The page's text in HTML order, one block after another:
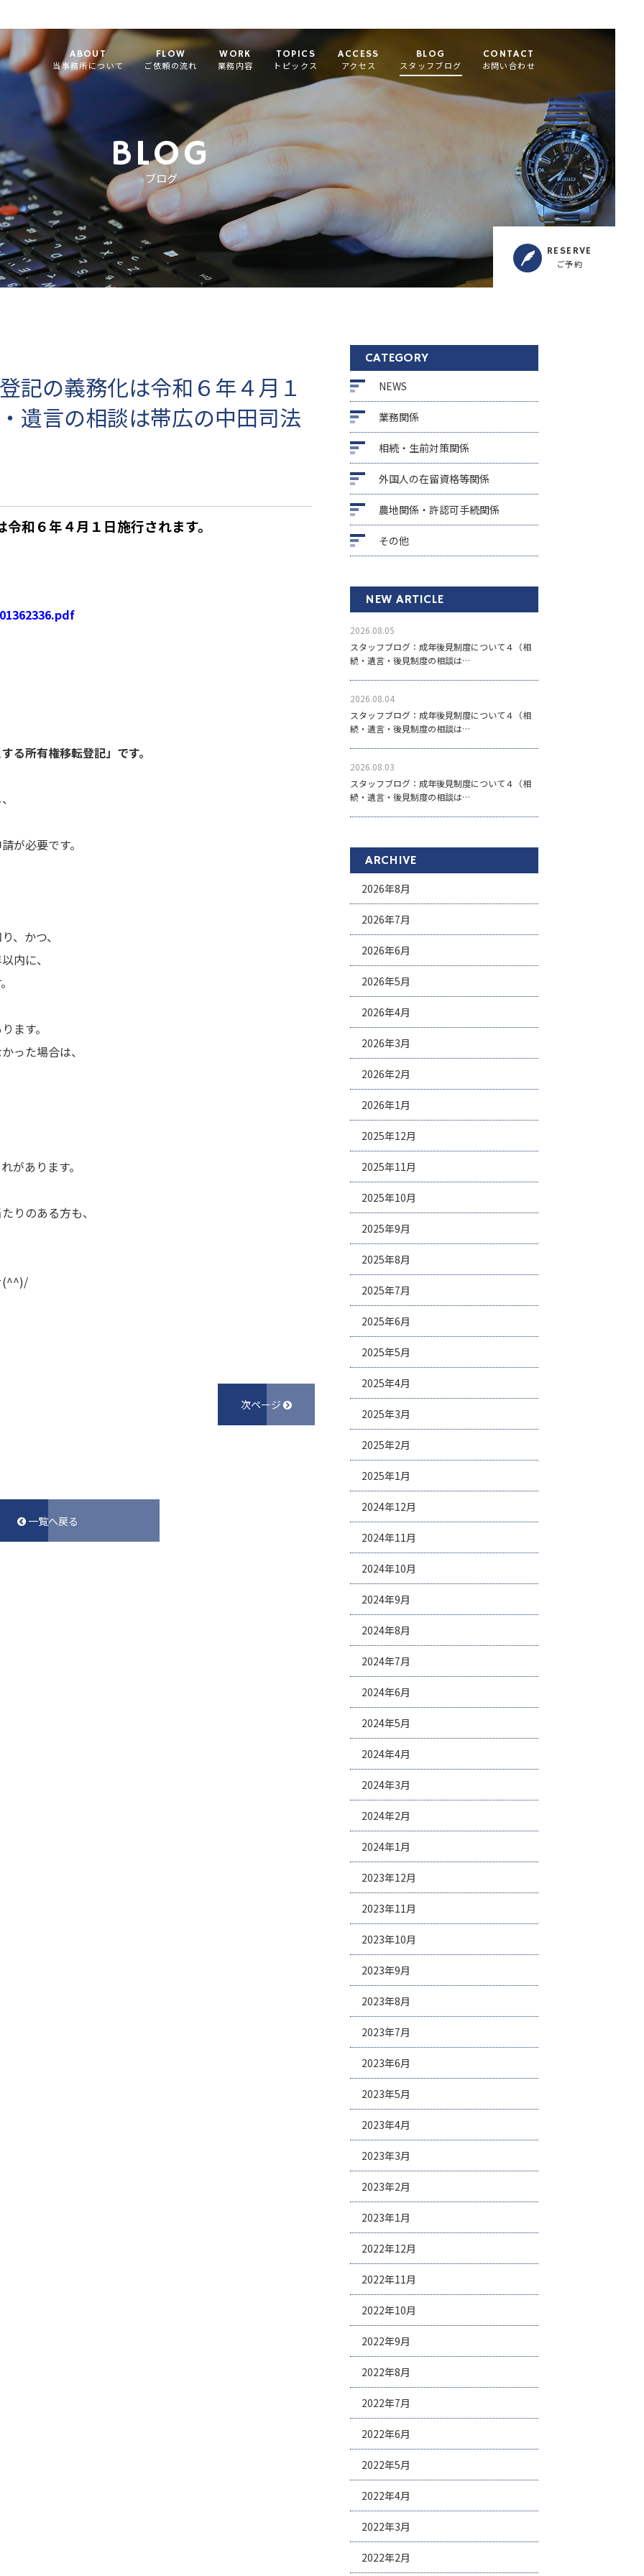
ABOUT
当事務所について
FLOW
ご依頼の流れ
WORK
業務内容
TOPICS
トピックス
ACCESS
アクセス
BLOG
スタッフブログ
CONTACT
お問い合わせ
BLOG
ブログ
RESERVE
ご予約
記の義務化は令和６年４月１
遺言の相談は帯広の中田司法
令和６年４月１日施行されます。
る所有権移転登記」です。
が必要です。
、かつ、
内に、
ます。
った場合は、
があります。
りのある方も、
(^^)/
次ページ
一覧へ戻る
CATEGORY
NEWS
業務関係
相続・生前対策関係
外国人の在留資格等関係
農地関係・許認可手続関係
その他
NEW ARTICLE
2026.08.05
スタッフブログ：成年後見制度について４（相
続・遺言・後見制度の相談は…
2026.08.04
スタッフブログ：成年後見制度について４（相
続・遺言・後見制度の相談は…
2026.08.03
スタッフブログ：成年後見制度について４（相
続・遺言・後見制度の相談は…
ARCHIVE
2026年8月
2026年7月
2026年6月
2026年5月
2026年4月
2026年3月
2026年2月
2026年1月
2025年12月
2025年11月
2025年10月
2025年9月
2025年8月
2025年7月
2025年6月
2025年5月
2025年4月
2025年3月
2025年2月
2025年1月
2024年12月
2024年11月
2024年10月
2024年9月
2024年8月
2024年7月
2024年6月
2024年5月
2024年4月
2024年3月
2024年2月
2024年1月
2023年12月
2023年11月
2023年10月
2023年9月
2023年8月
2023年7月
2023年6月
2023年5月
2023年4月
2023年3月
2023年2月
2023年1月
2022年12月
2022年11月
2022年10月
2022年9月
2022年8月
2022年7月
2022年6月
2022年5月
2022年4月
2022年3月
2022年2月